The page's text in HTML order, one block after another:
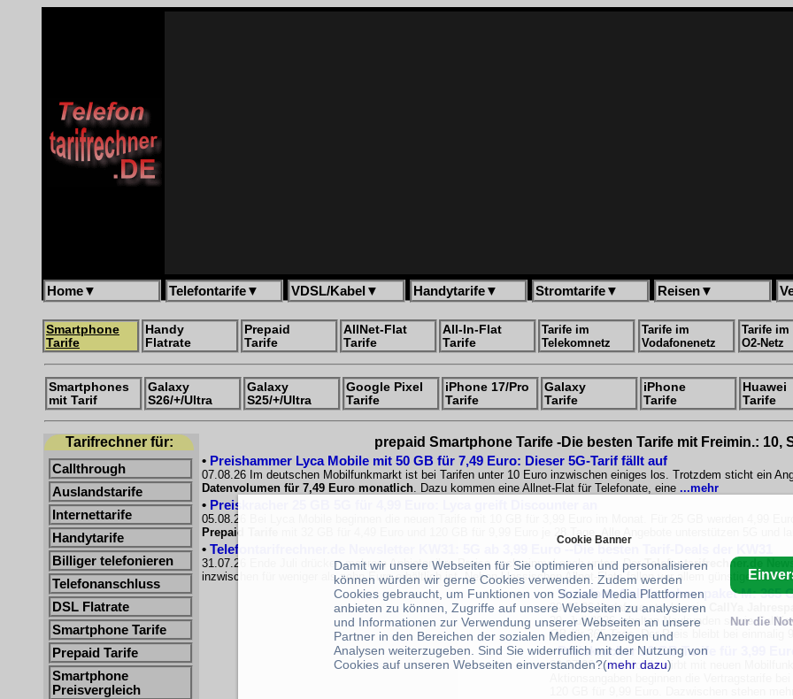
Home▼ Telefontarife▼ VDSL/Kabel ▼ Handytarife▼ Stromtarife▼ Reisen▼
Smartphone
Tarife
Handy
Flatrate
Prepaid
Tarife
AllNet-Flat
Tarife
All-In-Flat
Tarife
Tarife im
Telekomnetz
Tarife im
Vodafonenetz
Tarife im
O2-Netz
Smartphones
mit Tarif
Galaxy
S26/+/Ultra
Galaxy
S25/+/Ultra
Google Pixel
Tarife
iPhone 17/Pro
Tarife
Galaxy
Tarife
iPhone
Tarife
Huawei
Tarife
Tarifrechner für:
Callthrough
Auslandstarife
Internettarife
Handytarife
Billiger telefonieren
Telefonanschluss
DSL Flatrate
Smartphone Tarife
Prepaid Tarife
Smartphone
Preisvergleich
prepaid Smartphone Tarife -Die besten Tarife mit Freimin.: 10,
• Preishammer Lyca Mobile mit 50 GB für 7,49 Euro: Dieser 5G-Tarif fällt auf
07.08.26 Im deutschen Mobilfunkmarkt ist bei Tarifen unter 10 Euro inzwischen einiges los. Trotzdem sticht ein
Datenvolumen für 7,49 Euro monatlich. Dazu kommen eine Allnet-Flat für Telefonate, eine ...mehr
• Preiskracher 25 GB 5G für 4,99 Euro: Lyca greift Discounter an
05.08.26 Bei Lyca Mobile beginnen die neuen Tarife mit 10 GB für 3,99 Euro im Monat. Für 25 GB werden 4,99
Prepaid Tarife
mit 32 GB für 4,49 Euro und 120 GB für 9,99 Euro je 28 Tage. Alle Angebote unterstützen 5G und
• Telefontarifrechner.de Newsletter KW31: 5G ab 3,99 Euro --Die besten Tarif-Deals der KW31
31.07.26 Ende Juli drücken mehrere Anbieter ihre Preise noch einmal nach unten. DerTelefontarifrechner.de
inzwischen für weniger als zehn Euro erhältlich ist. Neben klassischen Allnet-Flats fallen vor allem günstige
• Vodafone CallYa Jahrespaket M: 365
29.07.26 Vodafone stockt sein
29. Juli 2026 erhalten Neukunden sowie
GB für 365 Tage. Der Preis bleibt bei einmalig
•Preiskracher 10 GB Tarife für 3,99
29.07.26 Lyca Mobile wirbt mit neuen
Aktionsangaben beginnen die Vertragstarife
120 GB für 9,99 Euro. Dazwischen stehen
Cookie Banner
Damit wir unsere Webseiten für Sie optimieren und personalisieren
können würden wir gerne Cookies verwenden. Zudem werden
Cookies gebraucht, um Funktionen von Soziale Media Plattformen
anbieten zu können, Zugriffe auf unsere Webseiten zu analysieren
und Informationen zur Verwendung unserer Webseiten an unsere
Partner in den Bereichen der sozialen Medien, Anzeigen und
Analysen weiterzugeben. Sind Sie widerruflich mit der Nutzung von
Cookies auf unseren Webseiten einverstanden?(mehr dazu)
Nur die